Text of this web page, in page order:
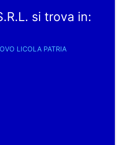
si trova in:
LICOLA PATRIA